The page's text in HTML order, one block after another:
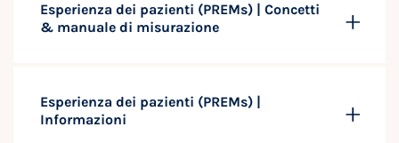
Esperienza dei pazienti (PREMs) | Concetti
& manuale di misurazione
Esperienza dei pazienti (PREMs) |
Informazioni